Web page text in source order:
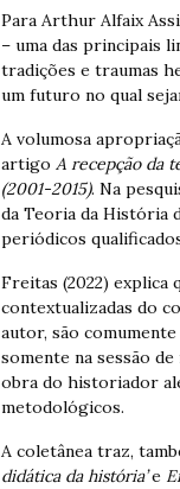
Para Arthur Alfaix
– uma das principais
tradições e traumas
um futuro no qual
A volumosa
artigo A recepção da
(2001-2015). Na
da Teoria da História
periódicos
Freitas (2022) explica
contextualizadas do
autor, são
somente na sessão
obra do historiador
metodológicos.
A coletânea traz,
didática da história’e